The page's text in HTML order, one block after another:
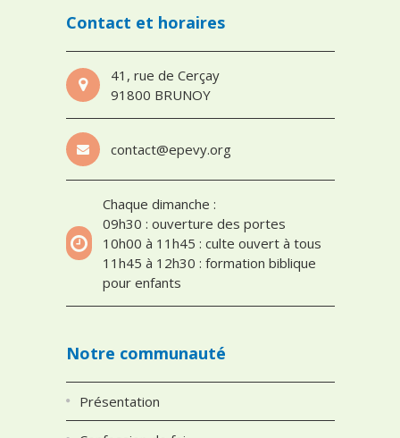
Contact et horaires
41, rue de Cerçay
91800 BRUNOY
contact@epevy.org
Chaque dimanche :
09h30 : ouverture des portes
10h00 à 11h45 : culte ouvert à tous
11h45 à 12h30 : formation biblique
pour enfants
Notre communauté
Présentation